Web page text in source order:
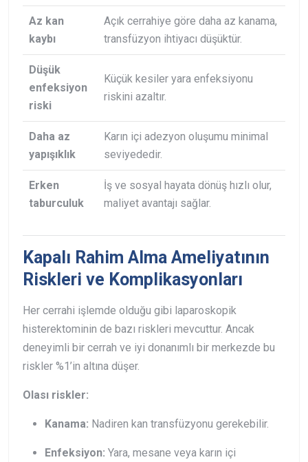
Az kan
kaybı
Açık cerrahiye göre daha az kanama,
transfüzyon ihtiyacı düşüktür.
Düşük
enfeksiyon
riski
Küçük kesiler yara enfeksiyonu
riskini azaltır.
Daha az
yapışıklık
Karın içi adezyon oluşumu minimal
seviyededir.
Erken
taburculuk
İş ve sosyal hayata dönüş hızlı olur,
maliyet avantajı sağlar.
Kapalı Rahim Alma Ameliyatının
Riskleri ve Komplikasyonları
Her cerrahi işlemde olduğu gibi laparoskopik
histerektominin de bazı riskleri mevcuttur. Ancak
deneyimli bir cerrah ve iyi donanımlı bir merkezde bu
riskler %1’in altına düşer.
Olası riskler:
Kanama: Nadiren kan transfüzyonu gerekebilir.
Enfeksiyon: Yara, mesane veya karın içi